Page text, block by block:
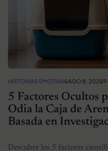
HISTORIAS EMOTIVASAGO 8, 20259
5 Factores Ocultos
Odia la Caja de
Basada en
Descubre los 5 factores